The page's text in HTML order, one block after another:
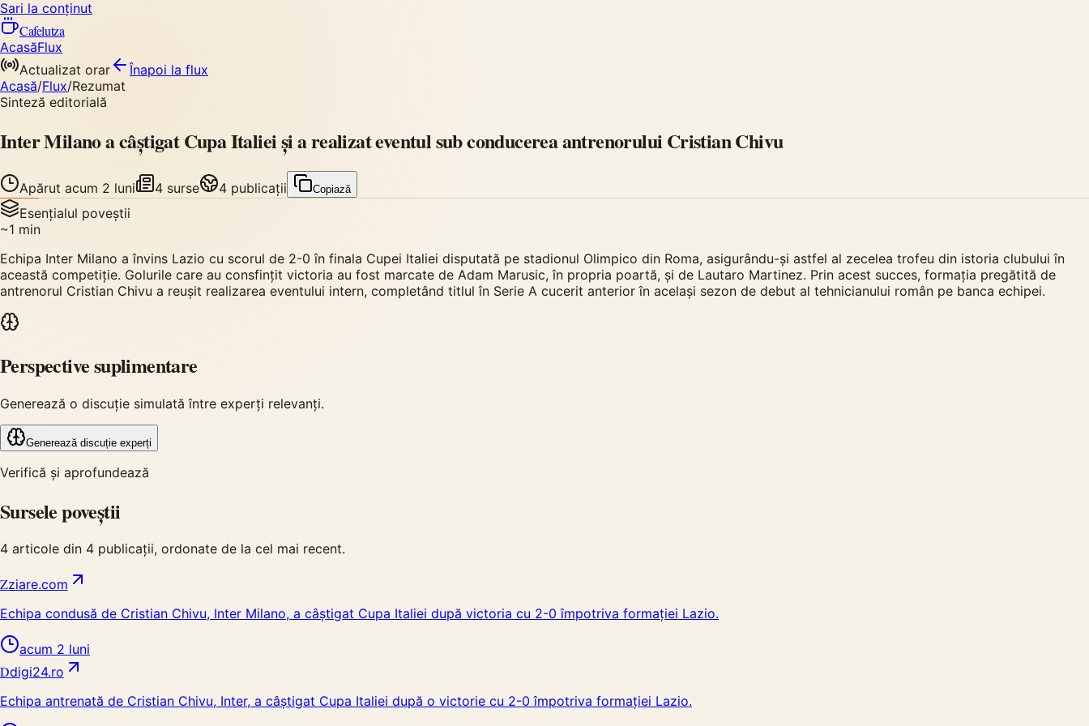
Sari la conținut
Cafelutza
AcasăFlux
Actualizat orar
Înapoi la flux
Acasă/Flux/Rezumat
Sinteză editorială
Inter Milano a câștigat Cupa Italiei și a realizat eventul sub conducerea antrenorului Cristian Chivu
Apărut acum 2 luni 4 surse 4 publicații Copiază
Esențialul poveștii
~1 min
Echipa Inter Milano a învins Lazio cu scorul de 2-0 în finala Cupei Italiei disputată pe stadionul Olimpico din Roma, asigurându-și astfel al zecelea trofeu din istoria clubului în
această competiție. Golurile care au consfințit victoria au fost marcate de Adam Marusic, în propria poartă, și de Lautaro Martinez. Prin acest succes, formația pregătită de
antrenorul Cristian Chivu a reușit realizarea eventului intern, completând titlul în Serie A cucerit anterior în același sezon de debut al tehnicianului român pe banca echipei.
Perspective suplimentare
Generează o discuție simulată între experți relevanți.
Generează discuție experți
Verifică și aprofundează
Sursele poveștii
4 articole din 4 publicații, ordonate de la cel mai recent.
Zziare.com
Echipa condusă de Cristian Chivu, Inter Milano, a câștigat Cupa Italiei după victoria cu 2-0 împotriva formației Lazio.
acum 2 luni
Ddigi24.ro
Echipa antrenată de Cristian Chivu, Inter, a câștigat Cupa Italiei după o victorie cu 2-0 împotriva formației Lazio.